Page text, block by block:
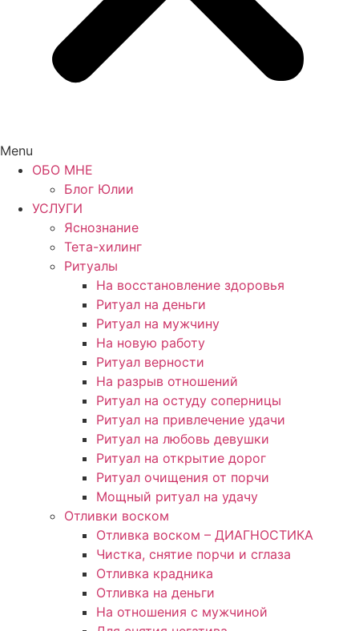
Menu
ОБО МНЕ
Блог Юлии
УСЛУГИ
Яснознание
Тета-хилинг
Ритуалы
На восстановление здоровья
Ритуал на деньги
Ритуал на мужчину
На новую работу
Ритуал верности
На разрыв отношений
Ритуал на остуду соперницы
Ритуал на привлечение удачи
Ритуал на любовь девушки
Ритуал на открытие дорог
Ритуал очищения от порчи
Мощный ритуал на удачу
Отливки воском
Отливка воском – ДИАГНОСТИКА
Чистка, снятие порчи и сглаза
Отливка крадника
Отливка на деньги
На отношения с мужчиной